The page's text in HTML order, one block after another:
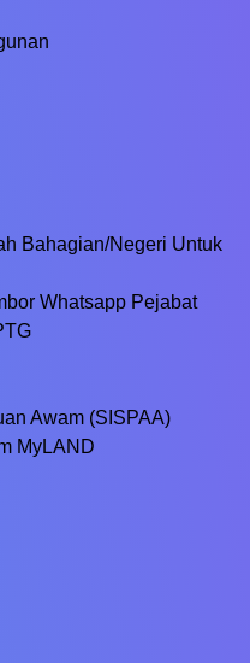
Bahagian/Negeri Untuk
Whatsapp Pejabat
Awam (SISPAA)
MyLAND